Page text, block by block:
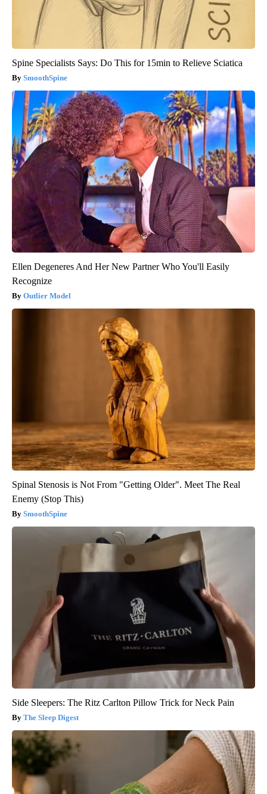
Spine Specialists Says: Do This for 15min to Relieve Sciatica
SmoothSpine
Ellen Degeneres And Her New Partner Who You'll Easily
Recognize
Outlier Model
Spinal Stenosis is Not From "Getting Older". Meet The Real
Enemy (Stop This)
SmoothSpine
Side Sleepers: The Ritz Carlton Pillow Trick for Neck Pain
The Sleep Digest